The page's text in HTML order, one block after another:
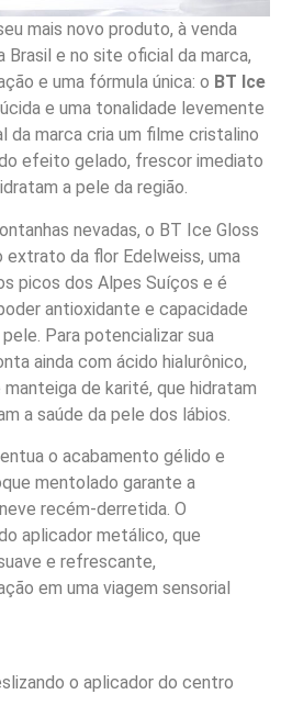
mais novo produto, à venda
Brasil e no site oficial da marca,
e uma fórmula única: o BT Ice
e uma tonalidade levemente
da marca cria um filme cristalino
efeito gelado, frescor imediato
a pele da região.
nevadas, o BT Ice Gloss
da flor Edelweiss, uma
picos dos Alpes Suíços e é
antioxidante e capacidade
Para potencializar sua
ainda com ácido hialurônico,
de karité, que hidratam
a saúde da pele dos lábios.
o acabamento gélido e
mentolado garante a
recém-derretida. O
aplicador metálico, que
e refrescante,
em uma viagem sensorial
o aplicador do centro